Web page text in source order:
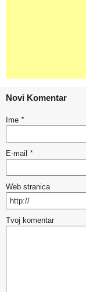
Novi Komentar
Ime *
E-mail *
Web stranica
Tvoj komentar